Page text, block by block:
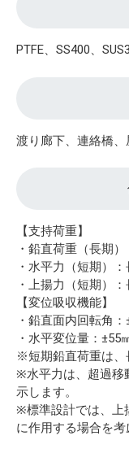
PTFE、SS400、
渡り廊下、連絡橋
【支持荷重】
・鉛直荷重（長期
・水平力（短期）
・上揚力（短期）
【変位吸収機能】
・鉛直面内回転角：
・水平変位量：±55
※短期鉛直荷重は、
※水平力は、超過移
示します。
※標準設計では、上
に作用する場合を考